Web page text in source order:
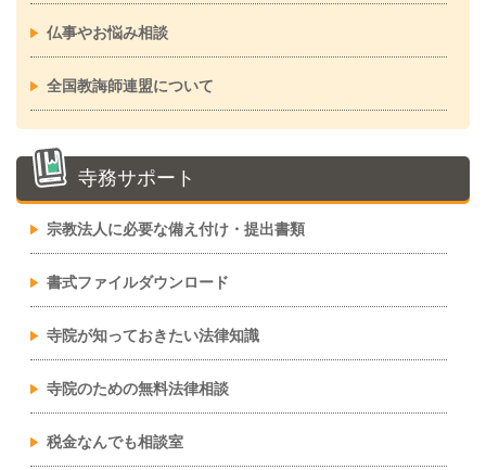
仏事やお悩み相談
全国教誨師連盟について
寺務サポート
宗教法人に必要な備え付け・提出書類
書式ファイルダウンロード
寺院が知っておきたい法律知識
寺院のための無料法律相談
税金なんでも相談室